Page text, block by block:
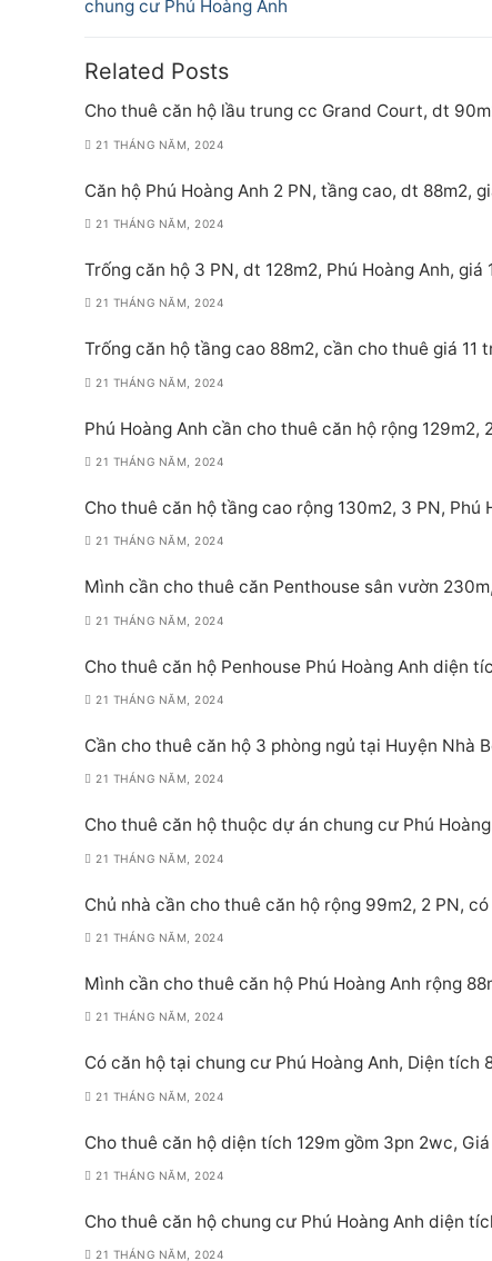
bài
viết
chung cư Phú Hoàng Anh
Related Posts
Cho thuê căn hộ lầu trung cc Grand Court, dt
21 THÁNG NĂM, 2024
Căn hộ Phú Hoàng Anh 2 PN, tầng cao, dt 88m2,
21 THÁNG NĂM, 2024
Trống căn hộ 3 PN, dt 128m2, Phú Hoàng Anh,
21 THÁNG NĂM, 2024
Trống căn hộ tầng cao 88m2, cần cho thuê giá 11
21 THÁNG NĂM, 2024
Phú Hoàng Anh cần cho thuê căn hộ rộng
21 THÁNG NĂM, 2024
Cho thuê căn hộ tầng cao rộng 130m2, 3 PN, Phú
21 THÁNG NĂM, 2024
Mình cần cho thuê căn Penthouse sân vườn
21 THÁNG NĂM, 2024
Cho thuê căn hộ Penhouse Phú Hoàng Anh diện
21 THÁNG NĂM, 2024
Cần cho thuê căn hộ 3 phòng ngủ tại Huyện Nhà
21 THÁNG NĂM, 2024
Cho thuê căn hộ thuộc dự án chung cư Phú
21 THÁNG NĂM, 2024
Chủ nhà cần cho thuê căn hộ rộng 99m2, 2 PN,
21 THÁNG NĂM, 2024
Mình cần cho thuê căn hộ Phú Hoàng Anh rộng
21 THÁNG NĂM, 2024
Có căn hộ tại chung cư Phú Hoàng Anh, Diện tích
21 THÁNG NĂM, 2024
Cho thuê căn hộ diện tích 129m gồm 3pn 2wc,
21 THÁNG NĂM, 2024
Cho thuê căn hộ chung cư Phú Hoàng Anh diện
21 THÁNG NĂM, 2024